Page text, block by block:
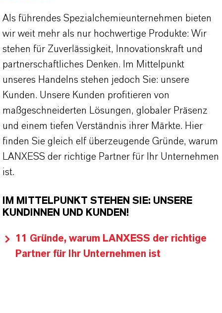
Als führendes Spezialchemieunternehmen bieten
wir weit mehr als nur hochwertige Produkte: Wir
stehen für Zuverlässigkeit, Innovationskraft und
partnerschaftliches Denken. Im Mittelpunkt
unseres Handelns stehen jedoch Sie: unsere
Kunden. Unsere Kunden profitieren von
maßgeschneiderten Lösungen, globaler Präsenz
und einem tiefen Verständnis ihrer Märkte. Hier
finden Sie gleich elf überzeugende Gründe, warum
LANXESS der richtige Partner für Ihr Unternehmen
ist.
IM MITTELPUNKT STEHEN SIE: UNSERE
KUNDINNEN UND KUNDEN!
11 Gründe, warum LANXESS der richtige
Partner für Ihr Unternehmen ist